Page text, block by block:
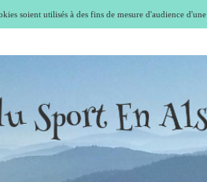
soient utilisés à des fins de mesure d'audience